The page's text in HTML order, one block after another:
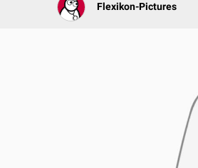
Flexikon-Pictures